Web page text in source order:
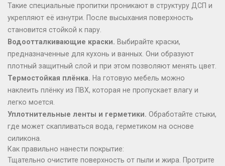
Такие специальные пропитки проникают в структуру ДСП и
укрепляют её изнутри. После высыхания поверхность
становится стойкой к пару.
Водоотталкивающие краски. Выбирайте краски,
предназначенные для кухонь и ванных. Они образуют
плотный защитный слой и при этом позволяют менять цвет.
Термостойкая плёнка. На готовую мебель можно
наклеить плёнку из ПВХ, которая не пропускает влагу и
легко моется.
Уплотнительные ленты и герметики. Обработайте стыки,
где может скапливаться вода, герметиком на основе
силикона.
Как правильно нанести покрытие:
Тщательно очистите поверхность от пыли и жира. Протрите